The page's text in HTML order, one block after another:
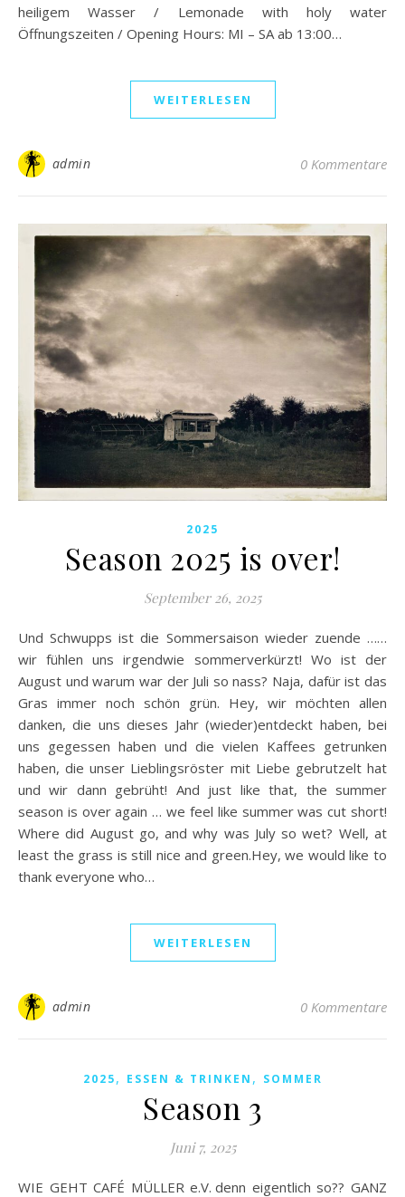
heiligem Wasser / Lemonade with holy water
Öffnungszeiten / Opening Hours: MI – SA ab 13:00…
WEITERLESEN
admin 0 Kommentare
2025
Season 2025 is over!
September 26, 2025
Und Schwupps ist die Sommersaison wieder zuende ……
wir fühlen uns irgendwie sommerverkürzt! Wo ist der
August und warum war der Juli so nass? Naja, dafür ist das
Gras immer noch schön grün. Hey, wir möchten allen
danken, die uns dieses Jahr (wieder)entdeckt haben, bei
uns gegessen haben und die vielen Kaffees getrunken
haben, die unser Lieblingsröster mit Liebe gebrutzelt hat
und wir dann gebrüht! And just like that, the summer
season is over again … we feel like summer was cut short!
Where did August go, and why was July so wet? Well, at
least the grass is still nice and green.Hey, we would like to
thank everyone who…
WEITERLESEN
admin 0 Kommentare
2025, ESSEN & TRINKEN , SOMMER
Season 3
Juni 7, 2025
WIE GEHT CAFÉ MÜLLER e.V. denn eigentlich so?? GANZ